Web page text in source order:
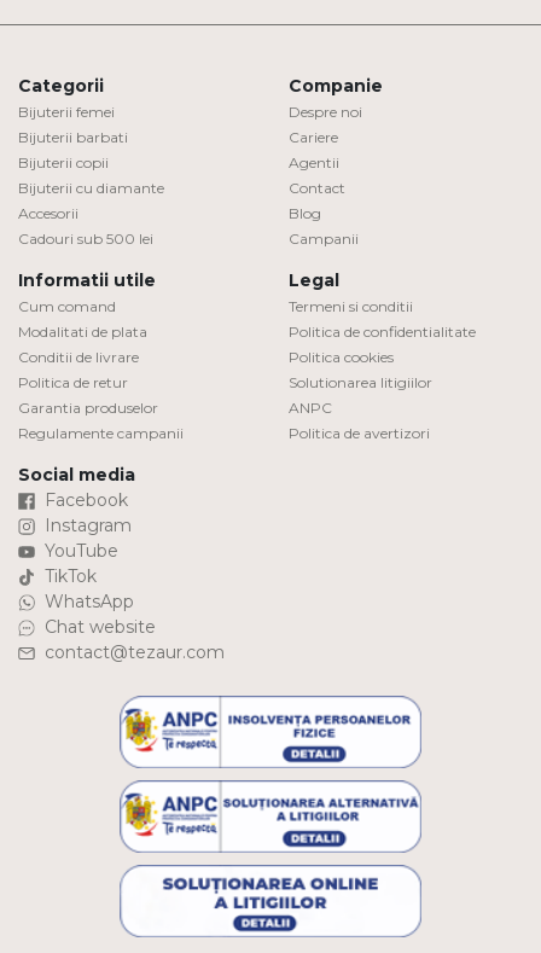
Categorii
Bijuterii femei
Bijuterii barbati
Bijuterii copii
Bijuterii cu diamante
Accesorii
Cadouri sub 500 lei
Companie
Despre noi
Cariere
Agentii
Contact
Blog
Campanii
Informatii utile
Cum comand
Modalitati de plata
Conditii de livrare
Politica de retur
Garantia produselor
Regulamente campanii
Legal
Termeni si conditii
Politica de confidentialitate
Politica cookies
Solutionarea litigiilor
ANPC
Politica de avertizori
Social media
Facebook
Instagram
YouTube
TikTok
WhatsApp
Chat website
contact@tezaur.com